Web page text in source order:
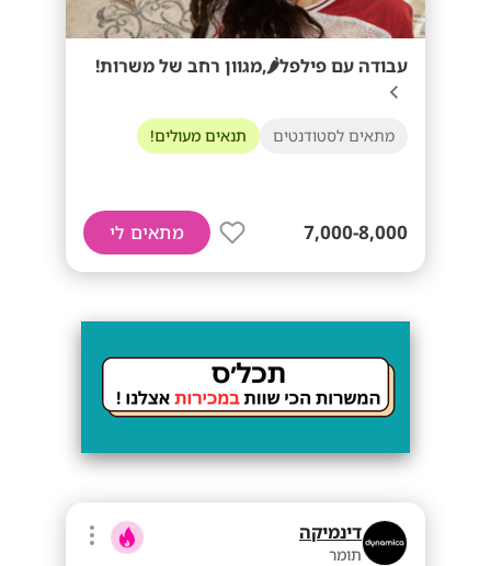
עבודה עם פילפל🌶️,מגוון רחב של משרות!
מתאים לסטודנטים תנאים מעולים!
7,000-8,000 מתאים לי
דינמיקה
תומר